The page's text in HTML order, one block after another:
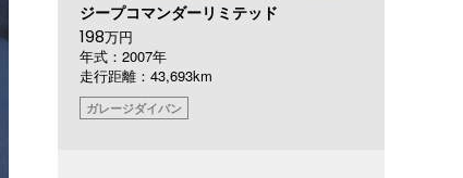
ジープコマンダーリミテッド
198万円
年式：2007年
走行距離：43,693km
ガレージダイバン